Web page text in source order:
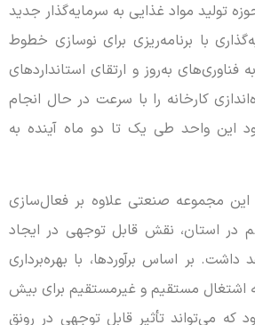
تولید مواد غذایی به سرمایه‌گذار جدید
با برنامه‌ریزی برای نوسازی خطوط
فناوری‌های به‌روز و ارتقای استانداردهای
کارخانه را با سرعت در حال انجام
این واحد طی یک تا دو ماه آینده به
این مجموعه صنعتی علاوه بر فعال‌سازی
در استان، نقش قابل توجهی در ایجاد
بر اساس برآوردها، با بهره‌برداری
اشتغال مستقیم و غیرمستقیم برای بیش
می‌شود که می‌تواند تأثیر قابل توجهی در رونق